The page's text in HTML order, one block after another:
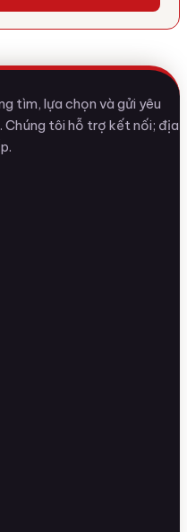
tìm, lựa chọn và gửi yêu
Chúng tôi hỗ trợ kết nối; địa